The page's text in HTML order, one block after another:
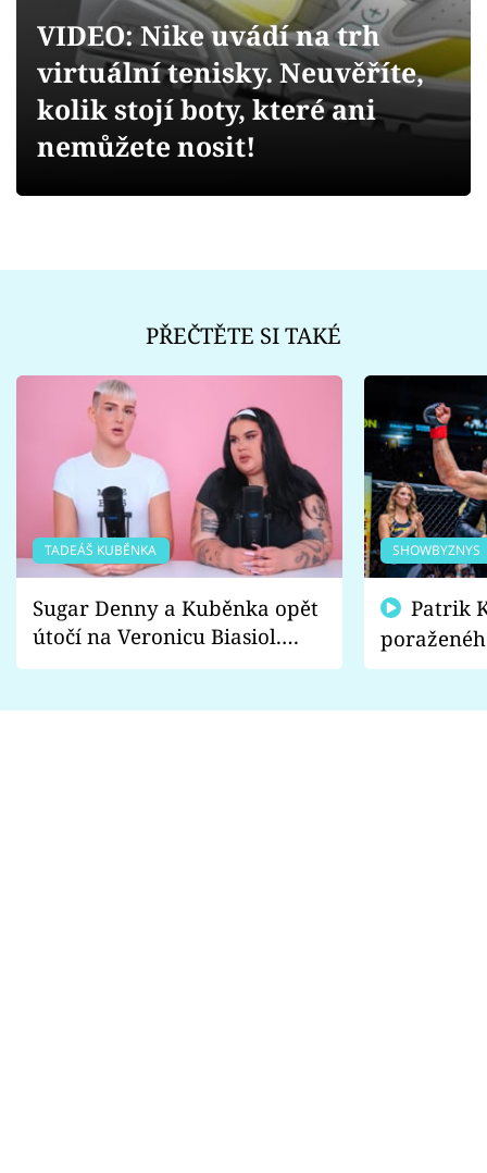
Videa
Sledujte prima+
VIDEO: Nike uvádí na trh
virtuální tenisky. Neuvěříte,
kolik stojí boty, které ani
nemůžete nosit!
PŘEČTĚTE SI TAKÉ
TADEÁŠ KUBĚNKA
Sugar Denny a Kuběnka opět
útočí na Veronicu Biasiol.
Proč je podle nich falešná a
SHOWBYZNYS
fanoušci